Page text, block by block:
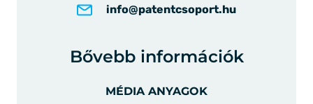
info@patentcsoport.hu
Bővebb információk
MÉDIA ANYAGOK